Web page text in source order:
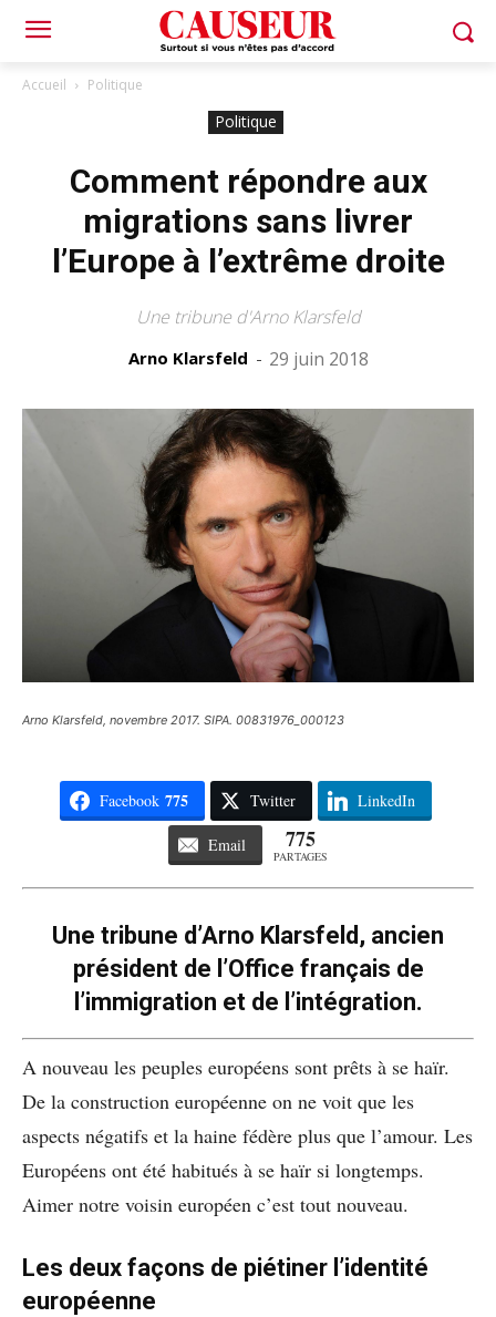
Accueil Politique
Politique
Comment répondre aux
migrations sans livrer
l’Europe à l’extrême droite
Une tribune d'Arno Klarsfeld
Arno Klarsfeld - 29 juin 2018
Arno Klarsfeld, novembre 2017. SIPA. 00831976_000123
Facebook 775 Twitter LinkedIn
Email 775
PARTAGES
Une tribune d’Arno Klarsfeld, ancien
président de l’Office français de
l’immigration et de l’intégration.
A nouveau les peuples européens sont prêts à se haïr.
De la construction européenne on ne voit que les
aspects négatifs et la haine fédère plus que l’amour. Les
Européens ont été habitués à se haïr si longtemps.
Aimer notre voisin européen c’est tout nouveau.
Les deux façons de piétiner l’identité
européenne